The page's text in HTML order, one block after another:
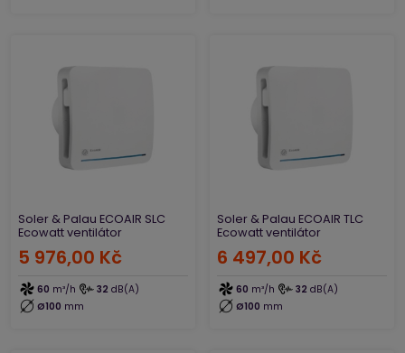
Soler & Palau ECOAIR SLC
Ecowatt ventilátor
5 976,00 Kč
60 m³/h 32 dB(A)
Ø100 mm
Soler & Palau ECOAIR TLC
Ecowatt ventilátor
6 497,00 Kč
60 m³/h 32 dB(A)
Ø100 mm